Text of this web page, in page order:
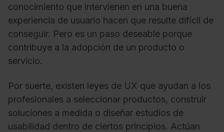
conocimiento que intervienen en una buena
experiencia de usuario hacen que resulte difícil de
conseguir. Pero es un paso deseable porque
contribuye a la adopción de un producto o
servicio.
Por suerte, existen leyes de UX que ayudan a los
profesionales a seleccionar productos, construir
soluciones a medida o diseñar estudios de
usabilidad dentro de ciertos principios. Actúan